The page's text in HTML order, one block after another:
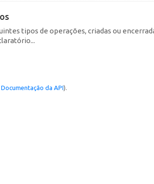
tipos de operações, criadas ou
Documentação da API).